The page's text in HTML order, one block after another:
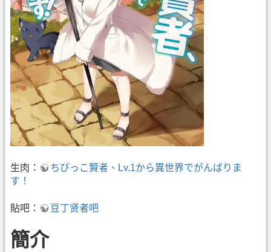
生肉：
ちびっこ賢者、Lv.1から異世界でがんばりま
す！
貼吧： 豆丁贤者吧
簡介